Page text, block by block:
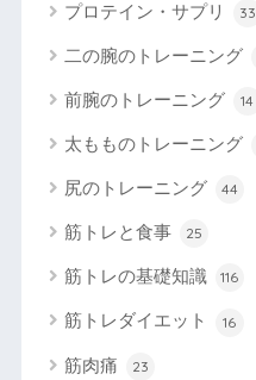
プロテイン・サプリ 33
二の腕のトレーニング
前腕のトレーニング 14
太もものトレーニング
尻のトレーニング 44
筋トレと食事 25
筋トレの基礎知識 116
筋トレダイエット 16
筋肉痛 23